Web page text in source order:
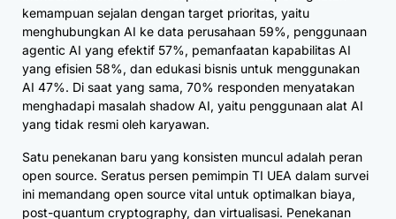
kemampuan sejalan dengan target prioritas, yaitu
menghubungkan AI ke data perusahaan 59%, penggunaan
agentic AI yang efektif 57%, pemanfaatan kapabilitas AI
yang efisien 58%, dan edukasi bisnis untuk menggunakan
AI 47%. Di saat yang sama, 70% responden menyatakan
menghadapi masalah shadow AI, yaitu penggunaan alat AI
yang tidak resmi oleh karyawan.
Satu penekanan baru yang konsisten muncul adalah peran
open source. Seratus persen pemimpin TI UEA dalam survei
ini memandang open source vital untuk optimalkan biaya,
post-quantum cryptography, dan virtualisasi. Penekanan